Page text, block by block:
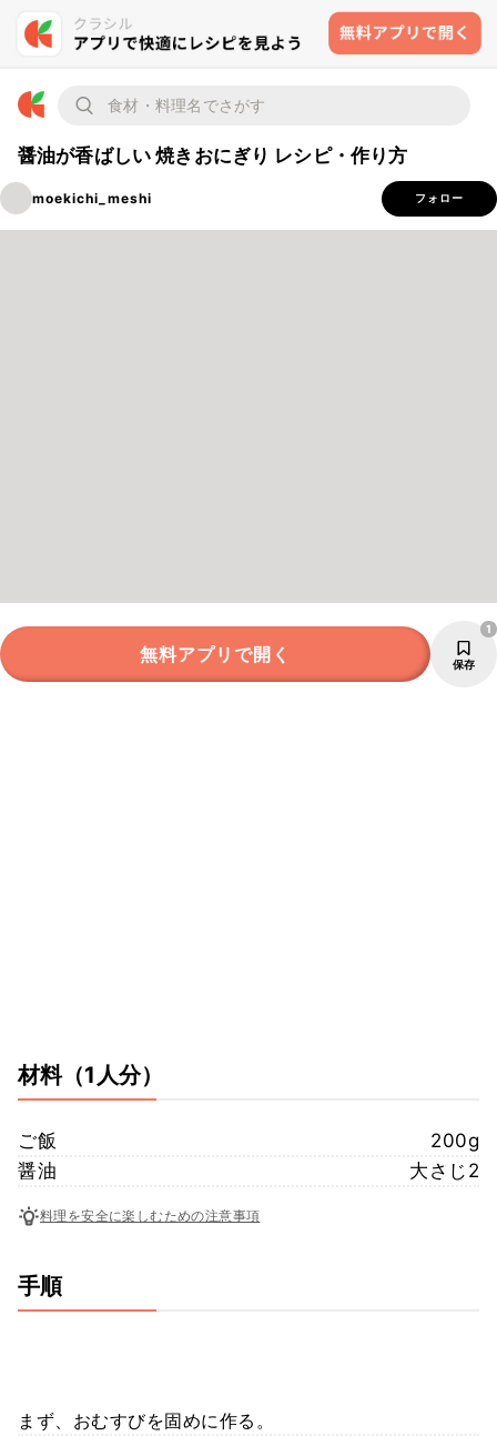
醤油が香ばしい 焼きおにぎり レシピ・作り方
moekichi_meshi フォロー
無料アプリで開く 保存
1
材料（1人分）
ご飯
200g
醤油
大さじ2
料理を安全に楽しむための注意事項
手順
まず、おむすびを固めに作る。